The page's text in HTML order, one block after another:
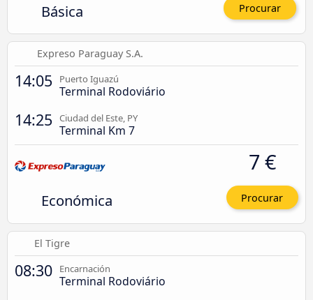
Básica Procurar
Expreso Paraguay S.A.
14:05 Puerto Iguazú
Terminal Rodoviário
14:25 Ciudad del Este, PY
Terminal Km 7
Económica
7 €
Procurar
El Tigre
08:30 Encarnación
Terminal Rodoviário